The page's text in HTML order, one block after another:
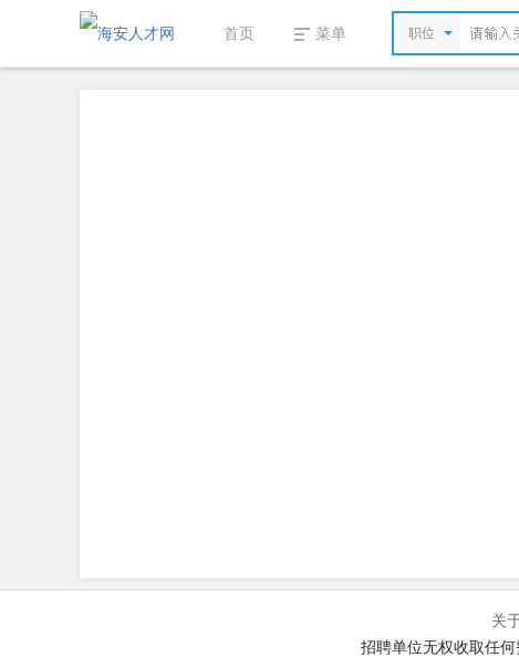
首页 菜单 职位
关
招聘单位无权收取任